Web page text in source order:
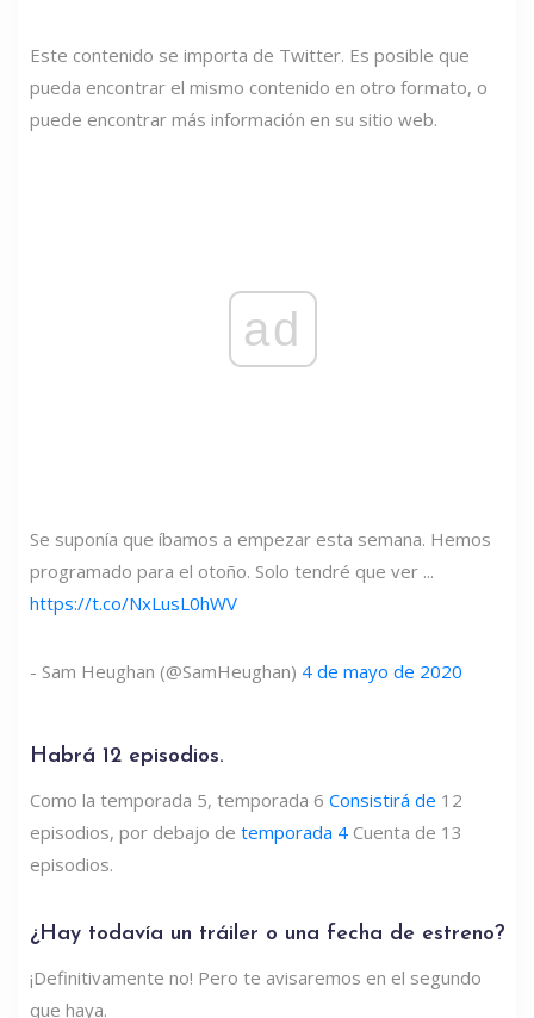
Este contenido se importa de Twitter. Es posible que
pueda encontrar el mismo contenido en otro formato, o
puede encontrar más información en su sitio web.
ad
Se suponía que íbamos a empezar esta semana. Hemos
programado para el otoño. Solo tendré que ver ...
https://t.co/NxLusL0hWV
- Sam Heughan (@SamHeughan) 4 de mayo de 2020
Habrá 12 episodios.
Como la temporada 5, temporada 6 Consistirá de 12
episodios, por debajo de temporada 4 Cuenta de 13
episodios.
¿Hay todavía un tráiler o una fecha de estreno?
¡Definitivamente no! Pero te avisaremos en el segundo
que haya.